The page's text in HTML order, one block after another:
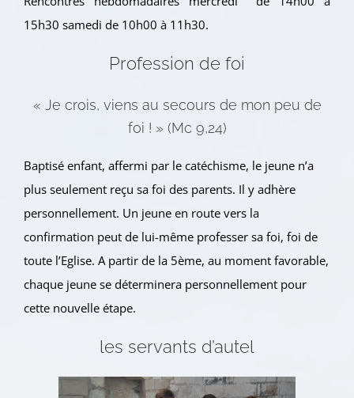
15h30 samedi de 10h00 à 11h30.
Profession de foi
« Je crois, viens au secours de mon peu de
foi ! » (Mc 9,24)
Baptisé enfant, affermi par le catéchisme, le jeune n’a
plus seulement reçu sa foi des parents. Il y adhère
personnellement. Un jeune en route vers la
confirmation peut de lui-même professer sa foi, foi de
toute l’Eglise. A partir de la 5ème, au moment favorable,
chaque jeune se déterminera personnellement pour
cette nouvelle étape.
les servants d’autel